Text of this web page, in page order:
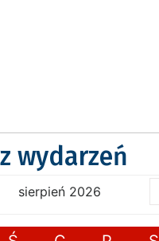
wydarzeń
sierpień 2026